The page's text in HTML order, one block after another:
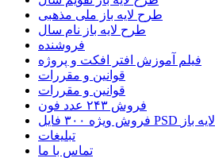
طرح لایه باز ملی مذهبی
طرح لایه باز نام سال
فروشنده
فیلم آموزش افتر افکت و پروژه
قوانین و مقررات
قوانین و مقررات
فروش ۲۴۳ عدد فون
فروش ویژه ۳۰۰ فایل PSD لایه باز
تبلیغات
تماس با ما